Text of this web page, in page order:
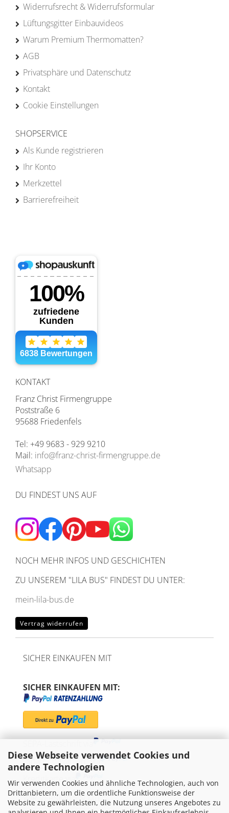
Diese Webseite verwendet Cookies und
andere Technologien
Wir verwenden Cookies und ähnliche Technologien, auch von
Drittanbietern, um die ordentliche Funktionsweise der
Website zu gewährleisten, die Nutzung unseres Angebotes zu
Widerrufsrecht & Widerrufsformular
Lüftungsgitter Einbauvideos
Warum Premium Thermomatten?
AGB
Privatsphäre und Datenschutz
Kontakt
Cookie Einstellungen
SHOPSERVICE
Als Kunde registrieren
Ihr Konto
Merkzettel
Barrierefreiheit
KONTAKT
Franz Christ Firmengruppe
Poststraße 6
95688 Friedenfels
Tel: +49 9683 - 929 9210
Mail: info@franz-christ-firmengruppe.de
Whatsapp
DU FINDEST UNS AUF
NOCH MEHR INFOS UND GESCHICHTEN
ZU UNSEREM "LILA BUS" FINDEST DU UNTER:
mein-lila-bus.de
Vertrag widerrufen
SICHER EINKAUFEN MIT
SICHER EINKAUFEN MIT:
"Später bezahlen" via
Kreditkarte via
WIR VERSENDEN MIT